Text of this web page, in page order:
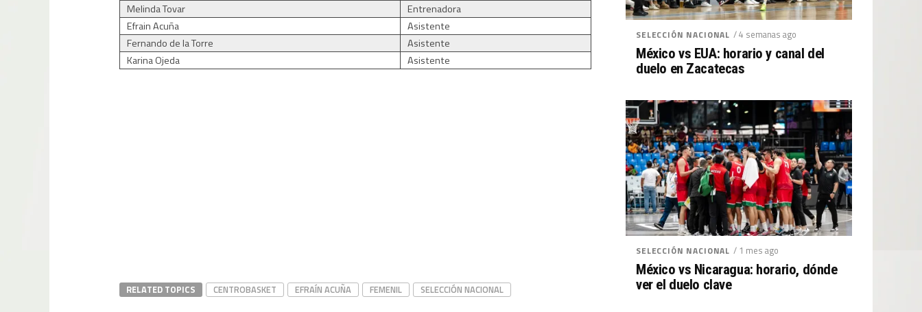
Melinda Tovar
Entrenadora
Efrain Acuña
Asistente
Fernando de la Torre
Asistente
Karina Ojeda
Asistente
RELATED TOPICS CENTROBASKET EFRAÍN ACUÑA FEMENIL SELECCIÓN NACIONAL
SELECCIÓN NACIONAL / 4 semanas ago
México vs EUA: horario y canal del
duelo en Zacatecas
SELECCIÓN NACIONAL / 1 mes ago
México vs Nicaragua: horario, dónde
ver el duelo clave